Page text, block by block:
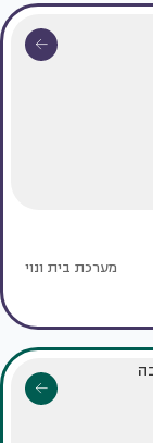
מערכת בית ונוי